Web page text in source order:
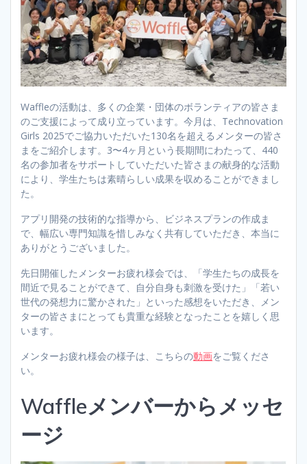
Waffleの活動は、多くの企業・団体のボランティアの皆さま
のご支援によって成り立っています。今月は、Technovation
Girls 2025でご協力いただいた130名を超えるメンターの皆さ
まをご紹介します。3〜4ヶ月という長期間にわたって、440
名の参加者をサポートしていただいた皆さまの献身的な活動
により、学生たちは素晴らしい成果を収めることができまし
た。
アプリ開発の技術的な指導から、ビジネスプランの作成ま
で、幅広い専門知識を惜しみなく共有していただき、本当に
ありがとうございました。
先日開催したメンターお疲れ様会では、「学生たちの成長を
間近で見ることができて、自分自身も刺激を受けた」「若い
世代の発想力に驚かされた」といった感想をいただき、メン
ターの皆さまにとっても貴重な経験となったことを嬉しく思
います。
メンターお疲れ様会の様子は、こちらの動画をご覧くださ
い。
Waffleメンバーからメッセ
ージ